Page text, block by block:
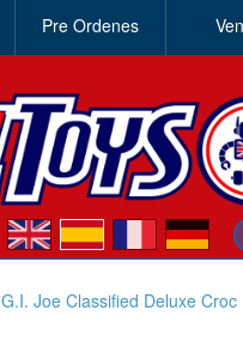
Pre Ordenes
en es de
G.I. Joe Classified Deluxe